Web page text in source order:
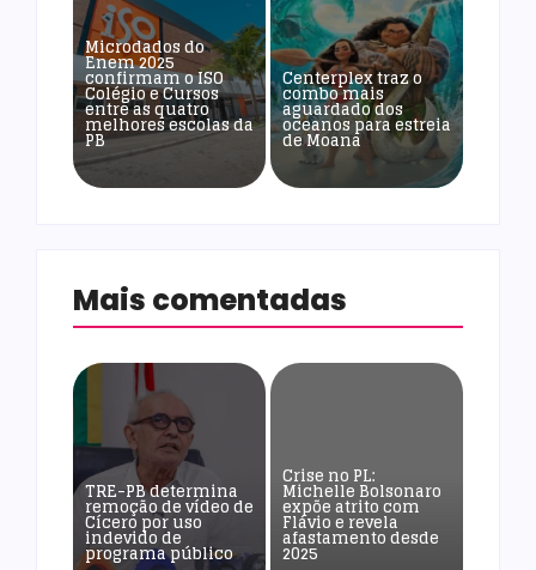
Microdados do
Enem 2025
confirmam o ISO
Colégio e Cursos
entre as quatro
melhores escolas da
PB
Centerplex traz o
combo mais
aguardado dos
oceanos para estreia
de Moana
Mais comentadas
TRE-PB determina
remoção de vídeo de
Cícero por uso
indevido de
programa público
Crise no PL:
Michelle Bolsonaro
expõe atrito com
Flávio e revela
afastamento desde
2025